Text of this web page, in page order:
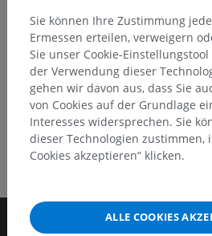
HOLE SIE SICH DIE APP
Sie können Ihre Zustimmung
Ermessen erteilen, verweigern
Sie unser Cookie-
der Verwendung dieser
gehen wir davon aus, dass Sie
von Cookies auf der Grundlage
Interesses widersprechen. Sie
dieser Technologien zustimmen,
Cookies akzeptieren“ klicken.
ALLE COOKIES